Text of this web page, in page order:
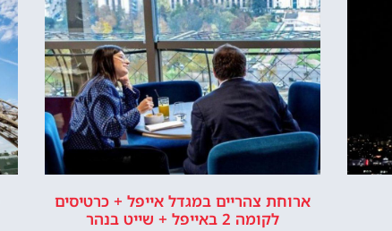
ארוחת צהריים במגדל אייפל + כרטיסים
לקומה 2 באייפל + שייט בנהר